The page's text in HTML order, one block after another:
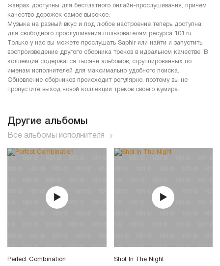
жанрах доступны для бесплатного онлайн-прослушивания, причем
качество дорожек самое высокое.
Музыка на разный вкус и под любое настроение теперь доступна
для свободного прослушивания пользователям ресурса 101.ru.
Только у нас вы можете прослушать Saphir или найти и запустить
воспроизведение другого сборника треков в идеальном качестве. В
коллекции содержатся тысячи альбомов, сгруппированных по
именам исполнителей для максимально удобного поиска.
Обновление сборников происходит регулярно, поэтому вы не
пропустите выход новой коллекции треков своего кумира.
Другие альбомы
Все альбомы исполнителя
Perfect Combination Shot In The Night